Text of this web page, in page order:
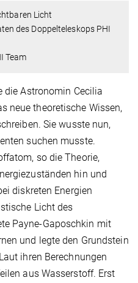
Licht
des Doppelteleskops PHI
Team
die Astronomin Cecilia
neue theoretische Wissen,
Sie wusste nun,
suchen musste.
so die Theorie,
hin und
diskreten Energien
Licht des
Payne-Gaposchkin mit
und legte den Grundstein
ihren Berechnungen
aus Wasserstoff. Erst